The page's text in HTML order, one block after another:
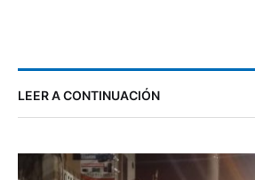
LEER A CONTINUACIÓN